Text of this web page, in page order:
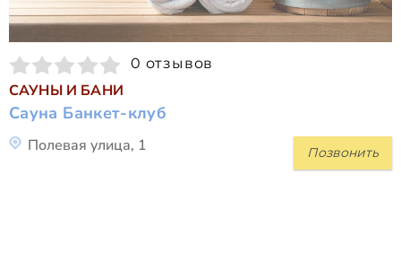
0 отзывов
САУНЫ И БАНИ
Сауна Банкет-клуб
Позвонить
Полевая улица, 1